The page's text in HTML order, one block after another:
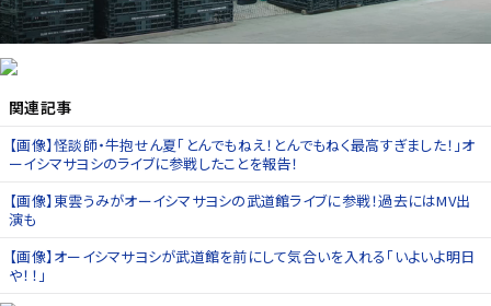
関連記事
【画像】怪談師・牛抱せん夏「とんでもねえ！とんでもねく最高すぎました！」オ
ーイシマサヨシのライブに参戦したことを報告！
【画像】東雲うみがオーイシマサヨシの武道館ライブに参戦！過去にはMV出
演も
【画像】オーイシマサヨシが武道館を前にして気合いを入れる「いよいよ明日
や！！」